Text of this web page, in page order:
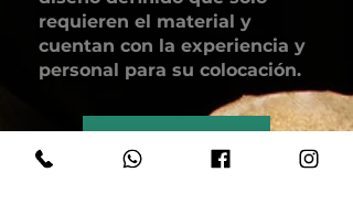
requieren el material y
cuentan con la experiencia y
personal para su colocación.